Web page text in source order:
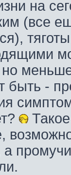
на
(все
быть -
Такое